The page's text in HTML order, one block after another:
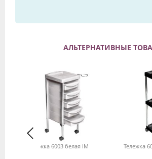
АЛЬТЕРНАТИВНЫЕ
Тележка 6003 белая IM Тележка